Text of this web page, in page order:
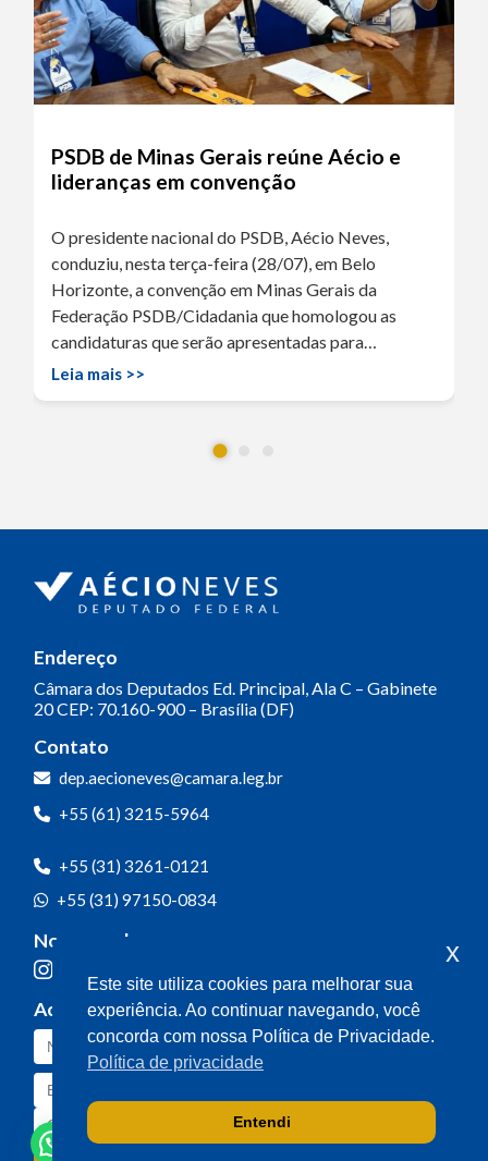
PSDB de Minas Gerais reúne Aécio e
lideranças em convenção
O presidente nacional do PSDB, Aécio Neves,
conduziu, nesta terça-feira (28/07), em Belo
Horizonte, a convenção em Minas Gerais da
Federação PSDB/Cidadania que homologou as
candidaturas que serão apresentadas para…
Leia mais >>
Endereço
Câmara dos Deputados Ed. Principal, Ala C – Gabinete
20CEP: 70.160-900 – Brasília (DF)
Contato
dep.aecioneves@camara.leg.br
+55 (61) 3215-5964
+55 (31) 3261-0121
+55 (31) 97150-0834
Nossas redes
Acompanhe o meu mandato
Este site utiliza cookies para melhorar sua
experiência. Ao continuar navegando, você
concorda com nossa Política de Privacidade.
Política de privacidade
Entendi
x